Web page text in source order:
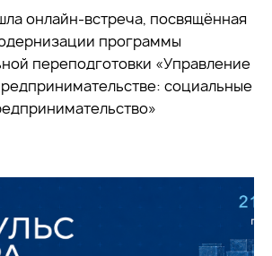
онлайн-встреча, посвящённая
программы
переподготовки «Управление
социальные